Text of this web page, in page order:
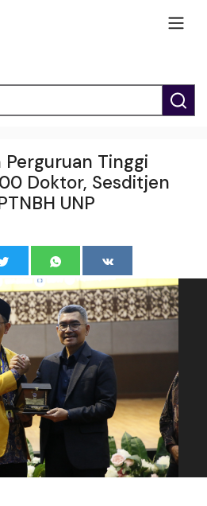
Perguruan Tinggi
Doktor, Sesditjen
UNP